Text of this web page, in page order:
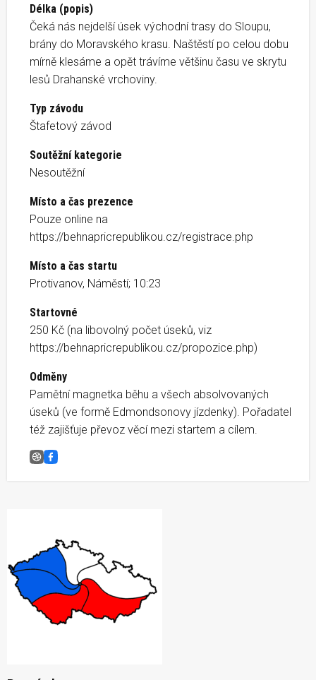
Délka (popis)
Čeká nás nejdelší úsek východní trasy do Sloupu,
brány do Moravského krasu. Naštěstí po celou dobu
mírně klesáme a opět trávíme většinu času ve skrytu
lesů Drahanské vrchoviny.
Typ závodu
Štafetový závod
Soutěžní kategorie
Nesoutěžní
Místo a čas prezence
Pouze online na
https://behnapricrepublikou.cz/registrace.php
Místo a čas startu
Protivanov, Náměstí; 10:23
Startovné
250 Kč (na libovolný počet úseků, viz
https://behnapricrepublikou.cz/propozice.php)
Odměny
Pamětní magnetka běhu a všech absolvovaných
úseků (ve formě Edmondsonovy jízdenky). Pořadatel
též zajišťuje převoz věcí mezi startem a cílem.
Běh napříč republikou, V04 Protivanov-Sloup
Facebook